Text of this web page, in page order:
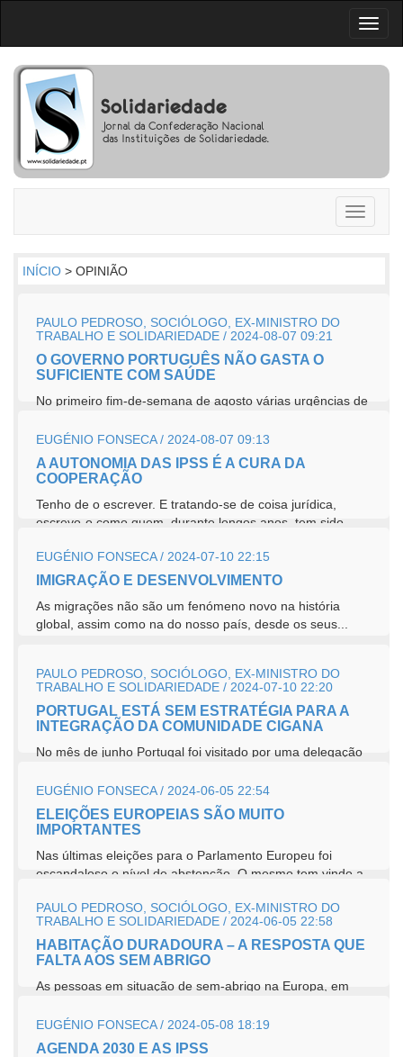
Toggle
INÍCIO > OPINIÃO
PAULO PEDROSO, SOCIÓLOGO, EX-MINISTRO DO
TRABALHO E SOLIDARIEDADE / 2024-08-07 09:21
O GOVERNO PORTUGUÊS NÃO GASTA O
SUFICIENTE COM SAÚDE
No primeiro fim-de-semana de agosto várias urgências de
encerradas....
EUGÉNIO FONSECA / 2024-08-07 09:13
A AUTONOMIA DAS IPSS É A CURA DA
COOPERAÇÃO
Tenho de o escrever. E tratando-se de coisa jurídica,
escrevo-o como quem, durante longos anos, tem sido
EUGÉNIO FONSECA / 2024-07-10 22:15
IMIGRAÇÃO E DESENVOLVIMENTO
As migrações não são um fenómeno novo na história
global, assim como na do nosso país, desde os seus...
PAULO PEDROSO, SOCIÓLOGO, EX-MINISTRO DO
TRABALHO E SOLIDARIEDADE / 2024-07-10 22:20
PORTUGAL ESTÁ SEM ESTRATÉGIA PARA A
INTEGRAÇÃO DA COMUNIDADE CIGANA
No mês de junho Portugal foi visitado por uma delegação
do Conselho da...
EUGÉNIO FONSECA / 2024-06-05 22:54
ELEIÇÕES EUROPEIAS SÃO MUITO
IMPORTANTES
Nas últimas eleições para o Parlamento Europeu foi
escandaloso o nível de abstenção. O mesmo tem vindo a
PAULO PEDROSO, SOCIÓLOGO, EX-MINISTRO DO
TRABALHO E SOLIDARIEDADE / 2024-06-05 22:58
HABITAÇÃO DURADOURA – A RESPOSTA QUE
FALTA AOS SEM ABRIGO
As pessoas em situação de sem-abrigo na Europa, em
FEANTSA (Federação...
EUGÉNIO FONSECA / 2024-05-08 18:19
AGENDA 2030 E AS IPSS